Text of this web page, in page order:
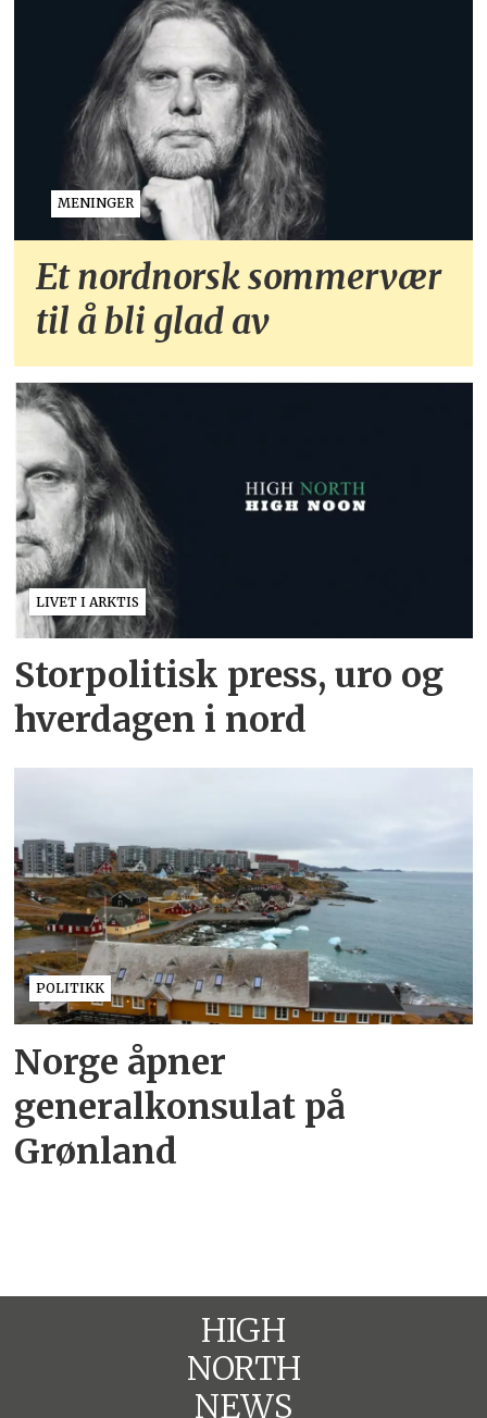
MENINGER
Et nordnorsk sommervær
til å bli glad av
LIVET I ARKTIS
Storpolitisk press, uro og
hverdagen i nord
POLITIKK
Norge åpner
generalkonsulat på
Grønland
HIGH
NORTH
NEWS